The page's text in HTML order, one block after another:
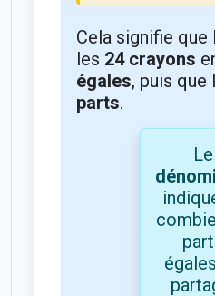
Cela signifie que
les 24 crayons
égales, puis que
parts.
Le